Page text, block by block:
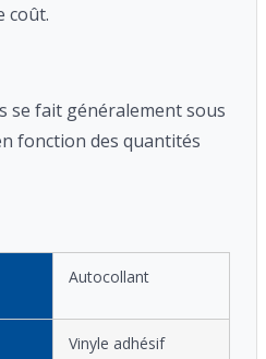
coût.
se fait généralement sous
fonction des quantités
Autocollant
Vinyle adhésif